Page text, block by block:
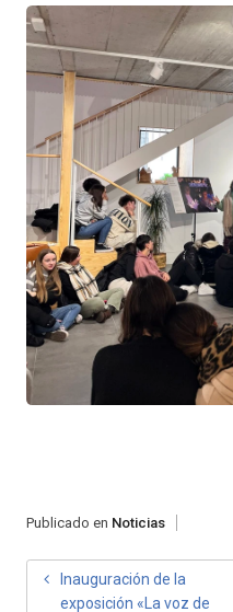
Publicado en Noticias
NAVEGACIÓN
Inauguración de la
exposición «La voz de